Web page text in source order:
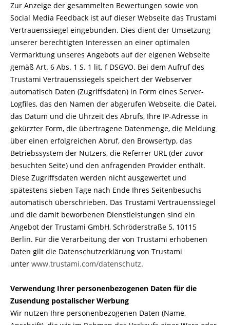
Zur Anzeige der gesammelten Bewertungen sowie von
Social Media Feedback ist auf dieser Webseite das Trustami
Vertrauenssiegel eingebunden. Dies dient der Umsetzung
unserer berechtigten Interessen an einer optimalen
Vermarktung unseres Angebots auf der eigenen Webseite
gemäß Art. 6 Abs. 1 S. 1 lit. f DSGVO. Bei dem Aufruf des
Trustami Vertrauenssiegels speichert der Webserver
automatisch Daten (Zugriffsdaten) in Form eines Server-
Logfiles, das den Namen der abgerufen Webseite, die Datei,
das Datum und die Uhrzeit des Abrufs, Ihre IP-Adresse in
gekürzter Form, die übertragene Datenmenge, die Meldung
über einen erfolgreichen Abruf, den Browsertyp, das
Betriebssystem der Nutzers, die Referrer URL (der zuvor
besuchten Seite) und den anfragenden Provider enthält.
Diese Zugriffsdaten werden nicht ausgewertet und
spätestens sieben Tage nach Ende Ihres Seitenbesuchs
automatisch überschrieben. Das Trustami Vertrauenssiegel
und die damit beworbenen Dienstleistungen sind ein
Angebot der Trustami GmbH, Schröderstraße 5, 10115
Berlin. Für die Verarbeitung der von Trustami erhobenen
Daten gilt die Datenschutzerklärung von Trustami
unter www.trustami.com/datenschutz.
Verwendung Ihrer personenbezogenen Daten für die
Zusendung postalischer Werbung
Wir nutzen Ihre personenbezogenen Daten (Name,